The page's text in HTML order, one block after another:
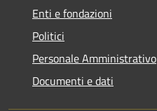
Enti e fondazioni
Politici
Personale Amministrativo
Documenti e dati